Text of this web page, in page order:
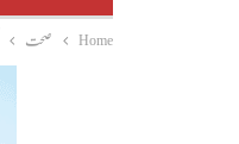
Home صحت